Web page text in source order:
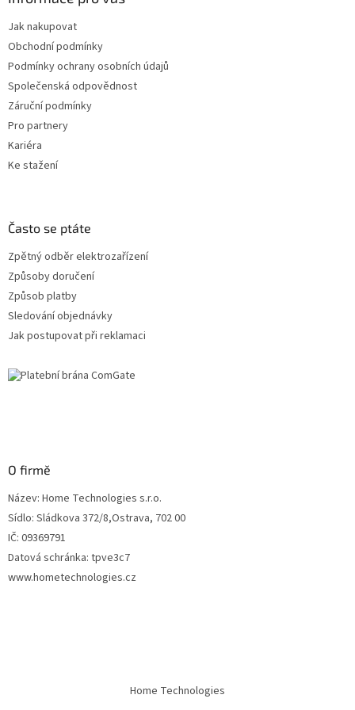
Jak nakupovat
Obchodní podmínky
Podmínky ochrany osobních údajů
Společenská odpovědnost
Záruční podmínky
Pro partnery
Kariéra
Ke stažení
Často se ptáte
Zpětný odběr elektrozařízení
Způsoby doručení
Způsob platby
Sledování objednávky
Jak postupovat při reklamaci
O firmě
Název: Home Technologies s.r.o.
Sídlo: Sládkova 372/8,Ostrava, 702 00
IČ: 09369791
Datová schránka: tpve3c7
www.hometechnologies.cz
Home Technologies